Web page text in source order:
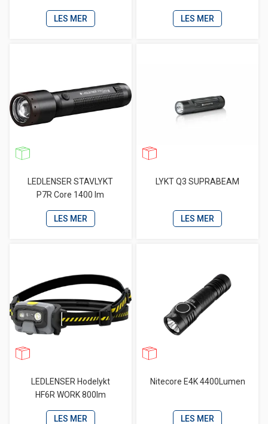
LES MER LES MER
LEDLENSER STAVLYKT
P7R Core 1400 lm
LES MER
LYKT Q3 SUPRABEAM
LES MER
LEDLENSER Hodelykt
HF6R WORK 800lm
LES MER
Nitecore E4K 4400Lumen
LES MER